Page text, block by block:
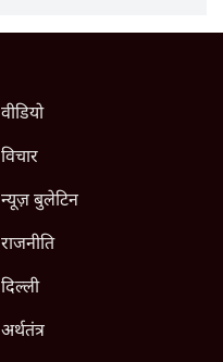
वीडियो
विचार
न्यूज़ बुलेटिन
राजनीति
दिल्ली
अर्थतंत्र